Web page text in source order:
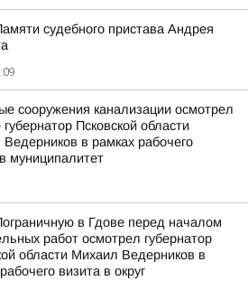
судебного пристава Андрея
сооружения канализации осмотрел
Псковской области
в рамках рабочего
муниципалитет
в Гдове перед началом
работ осмотрел губернатор
области Михаил Ведерников в
визита в округ